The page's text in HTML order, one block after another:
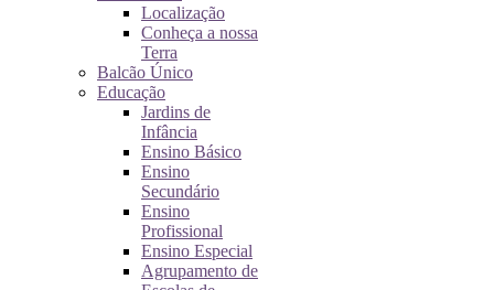
Localização
Conheça a nossa
Terra
Balcão Único
Educação
Jardins de
Infância
Ensino Básico
Ensino
Secundário
Ensino
Profissional
Ensino Especial
Agrupamento de